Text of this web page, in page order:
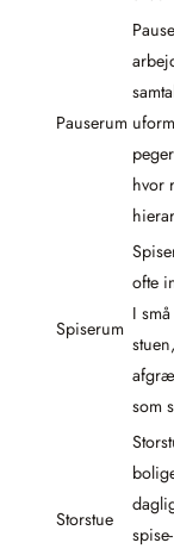
Pauserum
hvor
Spiserum
ofte
I
som
Storstue